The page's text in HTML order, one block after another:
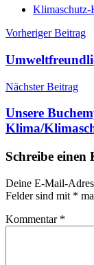
Klimaschutz-
Vorheriger Beitrag
Nächster Beitrag
Unsere
Klima/
Schreibe einen
Deine E-Mail-
Felder sind mit *
Kommentar *